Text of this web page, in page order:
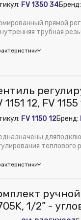
FV 1350 34Бренд:
прямой
трубная
отопление
16
(Kvs), м³/ч: 2.5
Резьбовое
сервопривода:
Нет
1151 12, FV
FV 1150 12Бренд:
отопление
1/2” -